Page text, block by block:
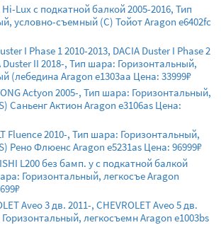
Lux с подкатной балкой 2005-2016, Тип
условно-съемный (C) Тойот Aragon e6402fc
I Phase 1 2010-2013, DACIA Duster I Phase 2
Duster II 2018-, Тип шара: Горизонтальный,
(лебедина Aragon e1303aa Цена: 33999₽
Actyon 2005-, Тип шара: Горизонтальный,
Саньенг Актион Aragon e3106as Цена:
Fluence 2010-, Тип шара: Горизонтальный,
Рено Флюенс Aragon e5231as Цена: 96999₽
L200 без бамп. y с подкатной балкой
Горизонтальный, легкосъе Aragon
Aveo 3 дв. 2011-, CHEVROLET Aveo 5 дв.
легкосъемн Aragon e1003bs